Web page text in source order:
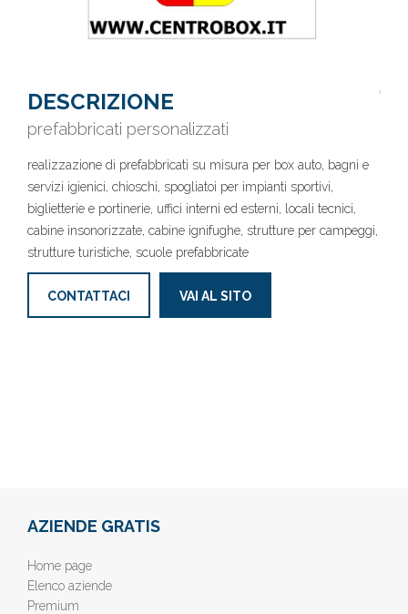
DESCRIZIONE
prefabbricati personalizzati
realizzazione di prefabbricati su misura per box auto, bagni e
servizi igienici, chioschi, spogliatoi per impianti sportivi,
biglietterie e portinerie, uffici interni ed esterni, locali tecnici,
cabine insonorizzate, cabine ignifughe, strutture per campeggi,
strutture turistiche, scuole prefabbricate
CONTATTACI VAI AL SITO
AZIENDE GRATIS
Home page
Elenco aziende
Premium